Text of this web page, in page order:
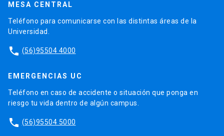
MESA CENTRAL
Teléfono para comunicarse con las distintas áreas de la
Universidad.
phone (56)95504 4000
EMERGENCIAS UC
Teléfono en caso de accidente o situación que ponga en
riesgo tu vida dentro de algún campus.
phone (56)95504 5000